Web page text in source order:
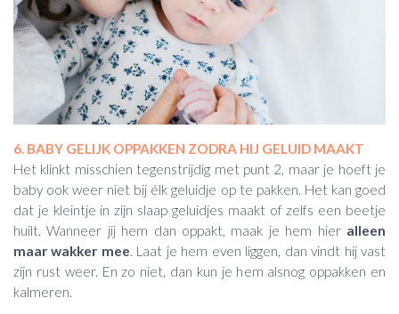
6. BABY GELIJK OPPAKKEN ZODRA HIJ GELUID MAAKT
Het klinkt misschien tegenstrijdig met punt 2, maar je hoeft je
baby ook weer niet bij élk geluidje op te pakken. Het kan goed
dat je kleintje in zijn slaap geluidjes maakt of zelfs een beetje
huilt. Wanneer jij hem dan oppakt, maak je hem hier alleen
maar wakker mee. Laat je hem even liggen, dan vindt hij vast
zijn rust weer. En zo niet, dan kun je hem alsnog oppakken en
kalmeren.